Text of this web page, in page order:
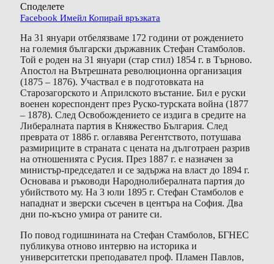
Споделете
Facebook Имейл Копирай връзката
На 31 януари отбелязваме 172 години от рождението
на големия български държавник Стефан Стамболов.
Той е роден на 31 януари (стар стил) 1854 г. в Търново.
Апостол на Вътрешната революционна организация
(1875 – 1876). Участвал е в подготовката на
Старозагорското и Априлското въстание. Бил е руски
военен кореспондент през Руско-турската война (1877
– 1878). След Освобождението се издига в средите на
Либералната партия в Княжество България. След
преврата от 1886 г. оглавява Регентството, потушава
размириците в страната с цената на дълготраен разрив
на отношенията с Русия. През 1887 г. е назначен за
министър-председател и се задържа на власт до 1894 г.
Основава и ръководи Народнолибералната партия до
убийството му. На 3 юли 1895 г. Стефан Стамболов е
нападнат и зверски съсечен в центъра на София. Два
дни по-късно умира от раните си.
По повод годишнината на Стефан Стамболов, БГНЕС
публикува отново интервю на историка и
университетски преподавател проф. Пламен Павлов,